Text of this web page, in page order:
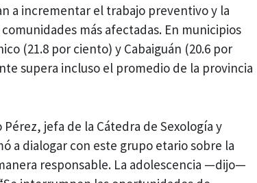
a incrementar el trabajo preventivo y la
más afectadas. En municipios
(21.8 por ciento) y Cabaiguán (20.6 por
supera incluso el promedio de la provincia
jefa de la Cátedra de Sexología y
a dialogar con este grupo etario sobre la
responsable. La adolescencia —dijo—